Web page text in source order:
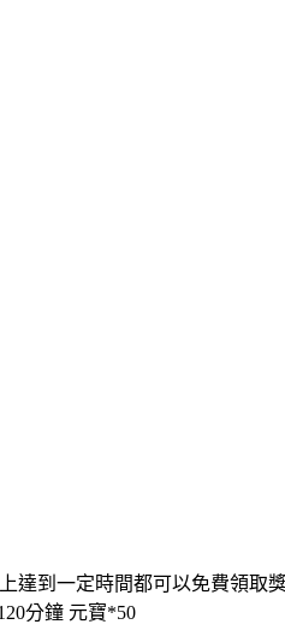
達到一定時間都可以免費領取
分鐘 元寶*50